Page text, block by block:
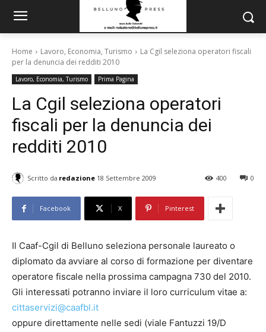
Home Lavoro, Economia, Turismo
La Cgil seleziona operatori fiscali
per la denuncia dei redditi 2010
Lavoro, Economia, Turismo Prima Pagina
La Cgil seleziona operatori
fiscali per la denuncia dei
redditi 2010
Scritto da redazione 18 Settembre 2009 0
400
Facebook X Pinterest
Il Caaf-Cgil di Belluno seleziona personale laureato o
diplomato da avviare al corso di formazione per diventare
operatore fiscale nella prossima campagna 730 del 2010.
Gli interessati potranno inviare il loro curriculum vitae a:
cittaservizi@caafbl.it
oppure direttamente nelle sedi (viale Fantuzzi 19/D